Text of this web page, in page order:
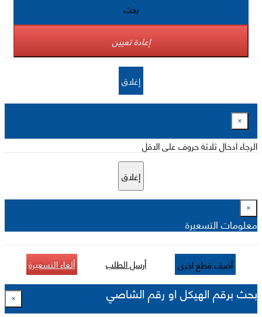
بحث
إعادة تعيين
إغلاق
×
الرجاء ادخال ثلاثة حروف على الاقل
إغلاق
×
معلومات التسعيرة
أضف قطع اخرى أرسل الطلب ألغاء التسعيرة
بحث برقم الهيكل او رقم الشاصي ×